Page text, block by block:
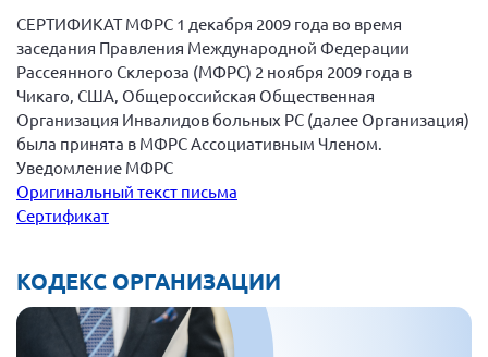
CЕРТИФИКАТ МФРС 1 декабря 2009 года во время
заседания Правления Международной Федерации
Рассеянного Склероза (МФРС) 2 ноября 2009 года в
Чикаго, США, Общероссийская Общественная
Организация Инвалидов больных РС (далее Организация)
была принята в МФРС Ассоциативным Членом.
Уведомление МФРС
Оригинальный текст письма
Сертификат
КОДЕКС ОРГАНИЗАЦИИ